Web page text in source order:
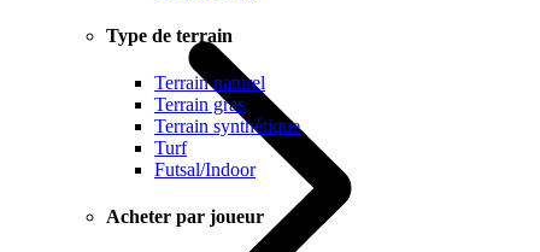
Type de terrain
Terrain naturel
Terrain gras
Terrain synthétique
Turf
Futsal/Indoor
Acheter par joueur